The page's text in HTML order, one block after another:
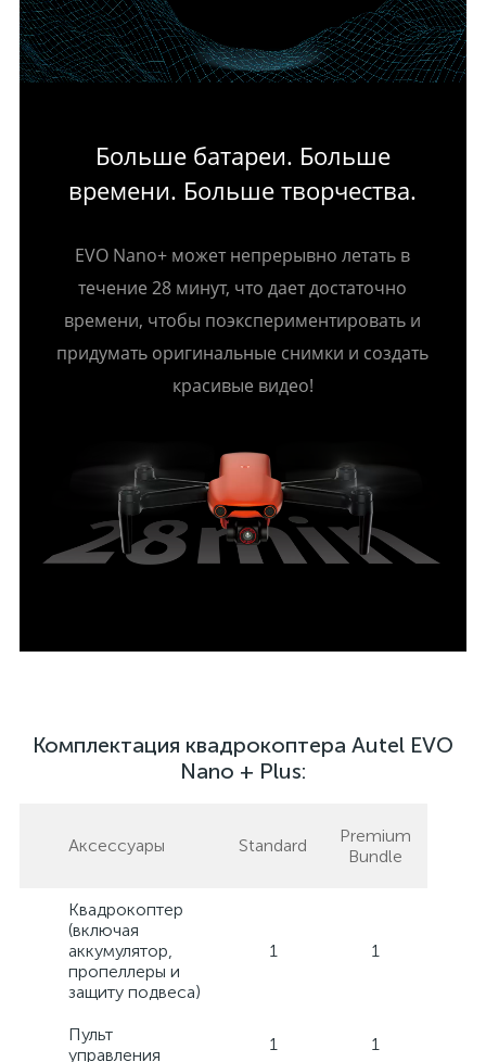
Больше батареи. Больше
времени. Больше творчества.
EVO Nano+ может непрерывно летать в
течение 28 минут, что дает достаточно
времени, чтобы поэкспериментировать и
придумать оригинальные снимки и создать
красивые видео!
Комплектация квадрокоптера Autel EVO
Nano + Plus:
Аксессуары Standard
Premium
Bundle
Квадрокоптер
(включая
аккумулятор,
пропеллеры и
защиту подвеса)
1 1
Пульт
управления
1 1